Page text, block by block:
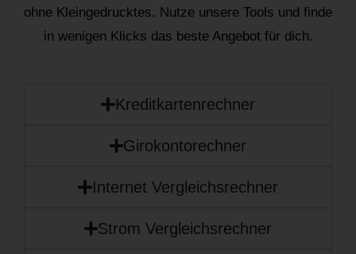
ohne Kleingedrucktes. Nutze unsere Tools und finde
in wenigen Klicks das beste Angebot für dich.
Kreditkartenrechner
Girokontorechner
Internet Vergleichsrechner
Strom Vergleichsrechner